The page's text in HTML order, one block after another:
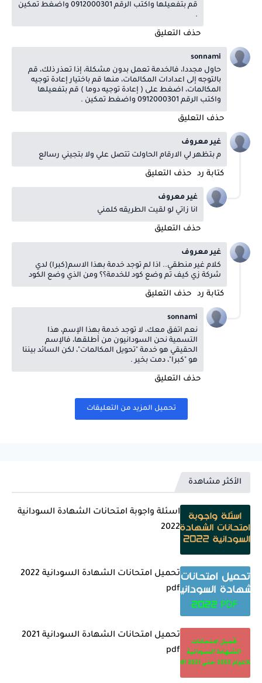
قم بتفعيلها واكتب الرقم 0912000301 واضغط تمكين
.
حذف التعليق
sonnami
حاول مجددا، فالخدمة تعمل بدون مشكلة، إذا تعذر ذلك، قم
بالتوجه إلى اعدادات المكالمات، منها قم باختيار إعادة توجيه
المكالمات، اضغط على ( إعادة توجيه دوما ) قم بتفعيلها
واكتب الرقم 0912000301 واضغط تمكين .
حذف التعليق
غير معروف
م بتظهر لي الارقام الحاولت تتصل علي ولا بتجيني رسالع
كتابة رد حذف التعليق
غير معروف
انا زاتي لو لقيت الطريقه كلمني
حذف التعليق
غير معروف
كلام غير منطقي.. اذا لم توجد خدمة بهذا الاسم(كبرا) لدي
شركة زي كيف تم وضع كود للخدمة؟؟ ومن الذي وضع الكود
كتابة رد حذف التعليق
sonnami
نعم اتفق معك، لا توجد خدمة بهذا الإسم، هذا
التسمية نحن السودانيون من أطلقها، فالإسم
الحقيقي هو خدمة "تحويل المكالمات"، لكن السائد بيننا
هو "كبرا"، دمت بخير .
حذف التعليق
تحميل المزيد من التعليقات
الأكثر مشاهدة
اسئلة واجوبة امتحانات الشهادة السودانية
2022
تحميل امتحانات الشهادة السودانية 2022
pdf
تحميل امتحانات الشهادة السودانية 2021
pdf